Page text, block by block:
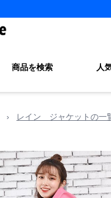
商品を検索 人
› レイン ジャケットの一